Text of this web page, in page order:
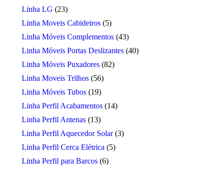
Linha LG (23)
Linha Moveis Cabideiros (5)
Linha Móveis Complementos (43)
Linha Móveis Portas Deslizantes (40)
Linha Móveis Puxadores (82)
Linha Moveis Trilhos (56)
Linha Móveis Tubos (19)
Linha Perfil Acabamentos (14)
Linha Perfil Antenas (13)
Linha Perfil Aquecedor Solar (3)
Linha Perfil Cerca Elétrica (5)
Linha Perfil para Barcos (6)